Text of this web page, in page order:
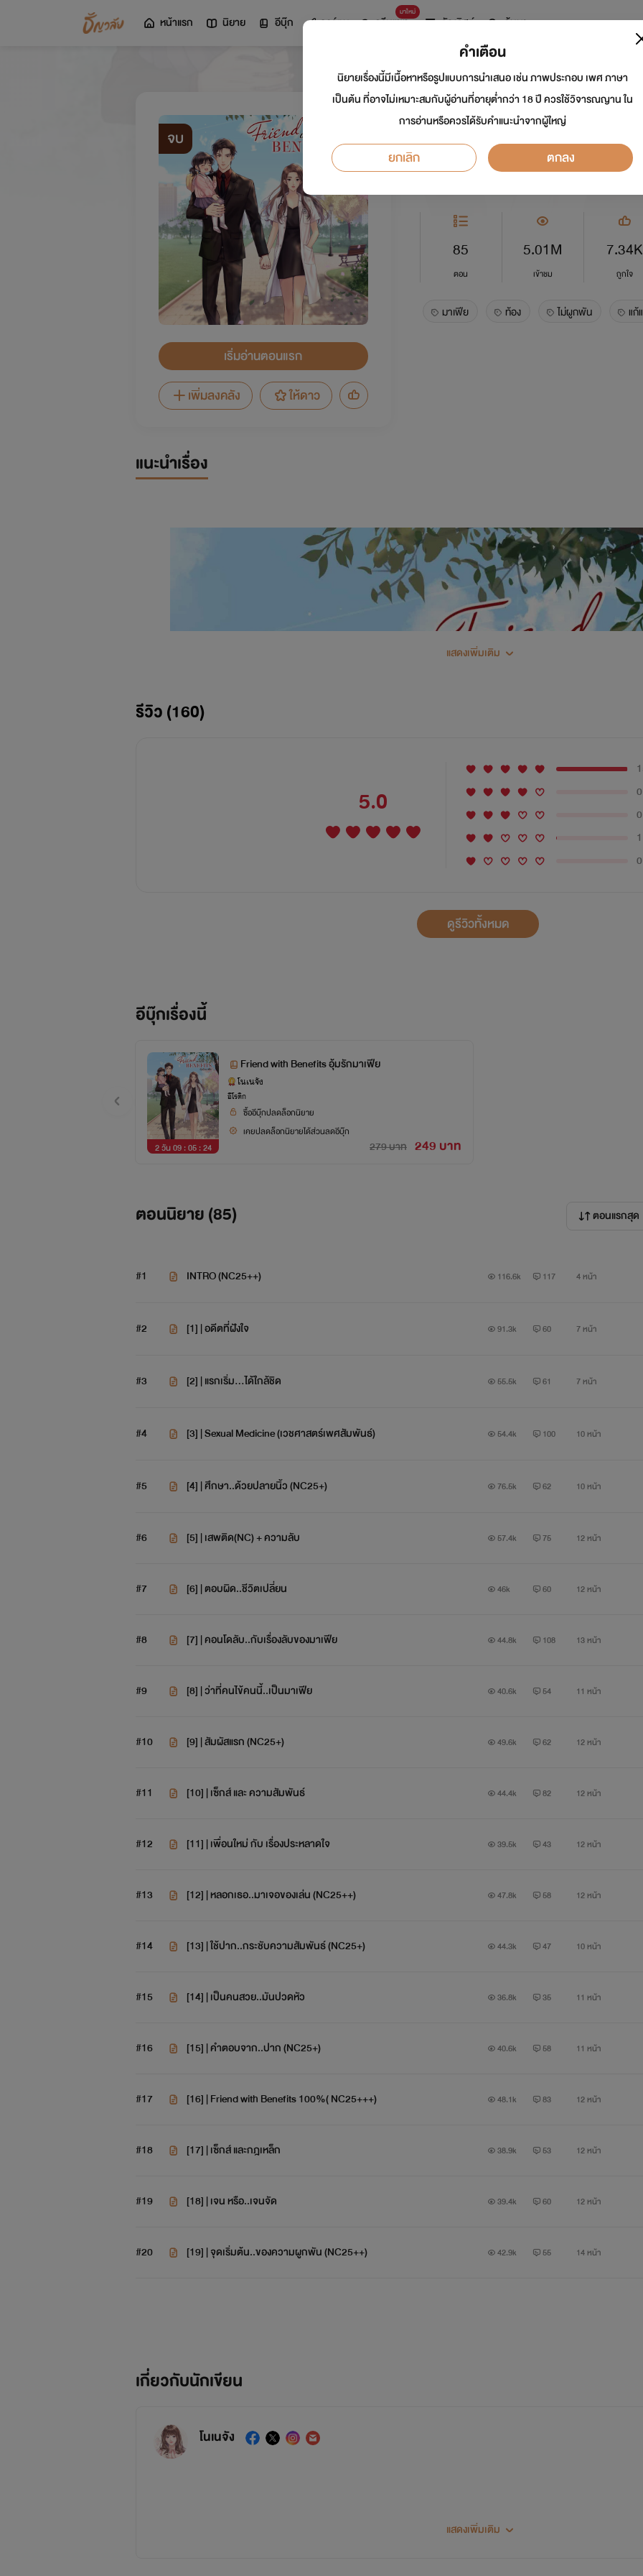
หน้าแรก นิยาย อีบุ๊ก การ์ตูน
มาใหม่
ดรีมแชท ธัญลิสต์ ค้นหา
จบ
เริ่มอ่านตอนแรก
เพิ่มลงคลัง
ให้ดาว
อุ้มรักมาเฟีย
นักเขียน:โนเนจัง
อีโรติก
85
ตอน
5.01M
เข้าชม
7.34K
ถูกใจ
มาเฟีย ท้อง ไม่ผูกพัน แก้
แนะนำเรื่อง
(นักศึกษาแพทย์ + มาเฟีย)
'ห้ามรู้สึก'
และฉัน...จะไม่ยอมแพ้เพียงฝ่ายเดียว
ในเมื่อเขาไม่รับผิดชอบ
แสดงเพิ่มเติม
รีวิว (160)
5.0
0
0
1
0
ดูรีวิวทั้งหมด
อีบุ๊กเรื่องนี้
2 วัน 09 : 05 : 23
Friend with Benefits อุ้มรักมาเฟีย
โนเนจัง
อีโรติก
ซื้ออีบุ๊กปลดล็อกนิยาย
เคยปลดล็อกนิยายได้ส่วนลดอีบุ๊ก
279 บาท 249 บาท
ตอนนิยาย (85) ตอนแรกสุด
#1 INTRO (NC25++) 116.6k 117 4 หน้า
#2 [1] | อดีตที่ฝังใจ 91.3k 60 7 หน้า
#3 [2] | แรกเริ่ม...ได้ใกล้ชิด 55.5k 61 7 หน้า
#4 [3] | Sexual Medicine (เวชศาสตร์เพศสัมพันธ์) 54.4k 100 10 หน้า
#5 [4] | ศึกษา..ด้วยปลายนิ้ว (NC25+) 76.5k 62 10 หน้า
#6 [5] | เสพติด(NC) + ความลับ 57.4k 75 12 หน้า
#7 [6] | ตอบผิด..ชีวิตเปลี่ยน 46k 60 12 หน้า
#8 [7] | คอนโดลับ..กับเรื่องลับของมาเฟีย 44.8k 108 13 หน้า
#9 [8] | ว่าที่คนไข้คนนี้..เป็นมาเฟีย 40.6k 54 11 หน้า
#10 [9] | สัมผัสแรก (NC25+) 49.6k 62 12 หน้า
#11 [10] | เซ็กส์ และ ความสัมพันธ์ 44.4k 82 12 หน้า
#12 [11] | เพื่อนใหม่ กับ เรื่องประหลาดใจ 39.5k 43 12 หน้า
#13 [12] | หลอกเธอ..มาเจอของเล่น (NC25++) 47.8k 58 12 หน้า
#14 [13] | ใช้ปาก..กระชับความสัมพันธ์ (NC25+) 44.3k 47 10 หน้า
#15 [14] | เป็นคนสวย..มันปวดหัว 36.8k 35 11 หน้า
#16 [15] | คำตอบจาก..ปาก (NC25+) 40.6k 58 11 หน้า
#17 [16] | Friend with Benefits 100%( NC25+++) 48.1k 83 12 หน้า
#18 [17] | เซ็กส์ และกฎเหล็ก 38.9k 53 12 หน้า
#19 [18] | เจน หรือ..เจนจัด 39.4k 60 12 หน้า
#20 [19] | จุดเริ่มต้น..ของความผูกพัน (NC25++) 42.9k 55 14 หน้า
เกี่ยวกับนักเขียน
โนเนจัง
แสดงเพิ่มเติม
คำเตือน
นิยายเรื่องนี้มีเนื้อหาหรือรูปแบบการนำเสนอ เช่น ภาพประกอบ เพศ ภาษา
เป็นต้น ที่อาจไม่เหมาะสมกับผู้อ่านที่อายุต่ำกว่า 18 ปี ควรใช้วิจารณญาน ใน
การอ่านหรือควรได้รับคำแนะนำจากผู้ใหญ่
ยกเลิก ตกลง